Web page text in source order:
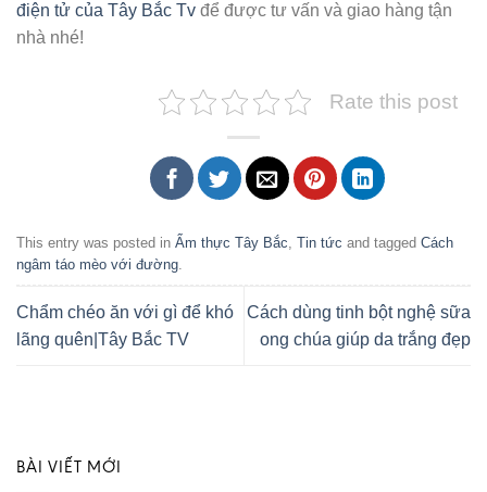
điện tử của Tây Bắc Tv để được tư vấn và giao hàng tận
nhà nhé!
Rate this post
This entry was posted in Ẩm thực Tây Bắc, Tin tức and tagged Cách
ngâm táo mèo với đường.
Chẩm chéo ăn với gì để khó
lãng quên|Tây Bắc TV
Cách dùng tinh bột nghệ sữa
ong chúa giúp da trắng đẹp
BÀI VIẾT MỚI